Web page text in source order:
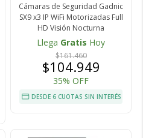
Cámaras de Seguridad Gadnic
SX9 x3 IP WiFi Motorizadas Full
HD Visión Nocturna
Llega Gratis Hoy
$161.460
$104.949
35% OFF
DESDE 6 CUOTAS SIN INTERÉS